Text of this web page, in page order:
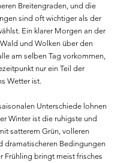
Breitengraden, und die
sind oft wichtiger als der
Ein klarer Morgen an der
und Wolken über den
am selben Tag vorkommen,
nur ein Teil der
Wetter ist.
Unterschiede lohnen
Winter ist die ruhigste und
satterem Grün, volleren
dramatischeren Bedingungen
Frühling bringt meist frisches